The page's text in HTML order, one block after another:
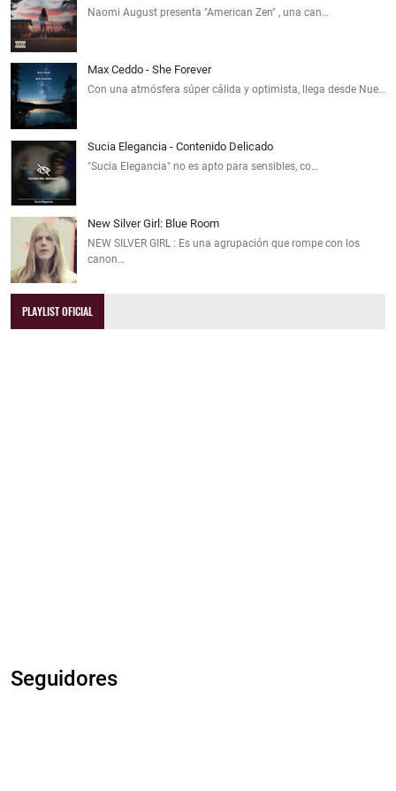
Naomi August presenta "American Zen" , una can…
Max Ceddo - She Forever
Con una atmósfera súper cálida y optimista, llega desde Nue…
Sucia Elegancia - Contenido Delicado
"Sucia Elegancia" no es apto para sensibles, co…
New Silver Girl: Blue Room
NEW SILVER GIRL : Es una agrupación que rompe con los
canon…
PLAYLIST OFICIAL
Seguidores